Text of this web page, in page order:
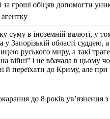
гроші обіцяв допомогти
суму в іноземній валюті, у
Запорізькій області суддею, а
руського миру, а такі
війні” і не вбачала в цьому
й переїхати до Криму, але
до 8 років ув’язнення